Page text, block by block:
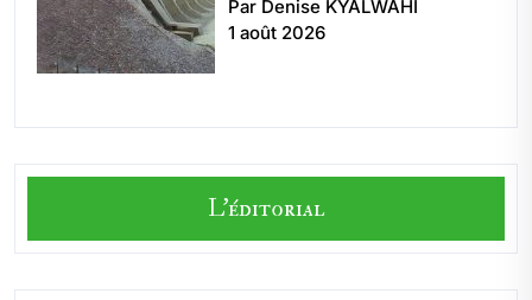
Par Denise KYALWAHI
1 août 2026
L'éditorial